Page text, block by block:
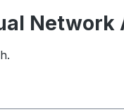
Network